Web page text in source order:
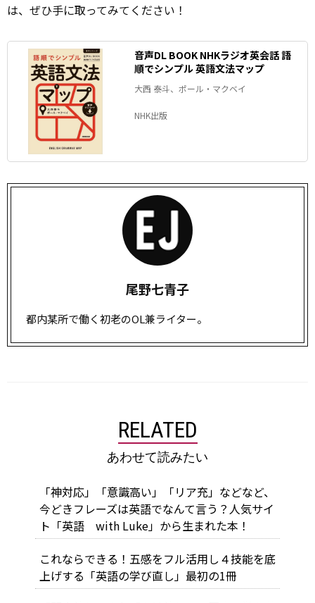
は、ぜひ手に取ってみてください！
音声DL BOOK NHKラジオ英会話 語
順でシンプル 英語文法マップ
大西 泰斗、ポール・マクベイ
NHK出版
尾野七青子
都内某所で働く初老のOL兼ライター。
RELATED
あわせて読みたい
「神対応」「意識高い」「リア充」などなど、
今どきフレーズは英語でなんて言う？人気サイ
ト「英語 with Luke」から生まれた本！
これならできる！五感をフル活用し４技能を底
上げする「英語の学び直し」最初の1冊